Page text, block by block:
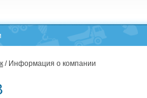
/ Информация о компании